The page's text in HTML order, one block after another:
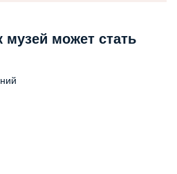
музей может стать